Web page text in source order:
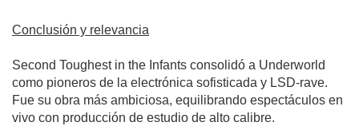
Conclusión y relevancia
Second Toughest in the Infants consolidó a Underworld
como pioneros de la electrónica sofisticada y LSD‑rave.
Fue su obra más ambiciosa, equilibrando espectáculos en
vivo con producción de estudio de alto calibre.